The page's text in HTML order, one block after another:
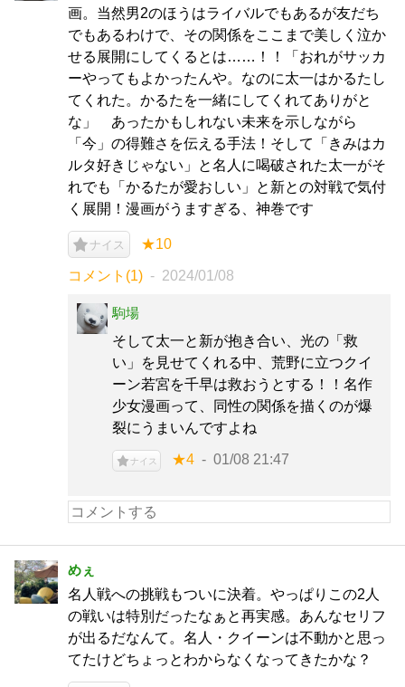
画。当然男2のほうはライバルでもあるが友だち
でもあるわけで、その関係をここまで美しく泣か
せる展開にしてくるとは……！！「おれがサッカ
ーやってもよかったんや。なのに太一はかるたし
てくれた。かるたを一緒にしてくれてありがと
な」 あったかもしれない未来を示しながら
「今」の得難さを伝える手法！そして「きみはカ
ルタ好きじゃない」と名人に喝破された太一がそ
れでも「かるたが愛おしい」と新との対戦で気付
く展開！漫画がうますぎる、神巻です
ナイス ★10
コメント(1) 2024/01/08
駒場
そして太一と新が抱き合い、光の「救
い」を見せてくれる中、荒野に立つクイ
ーン若宮を千早は救おうとする！！名作
少女漫画って、同性の関係を描くのが爆
裂にうまいんですよね
ナイス ★4 01/08 21:47
めぇ
名人戦への挑戦もついに決着。やっぱりこの2人
の戦いは特別だったなぁと再実感。あんなセリフ
が出るだなんて。名人・クイーンは不動かと思っ
てたけどちょっとわからなくなってきたかな？